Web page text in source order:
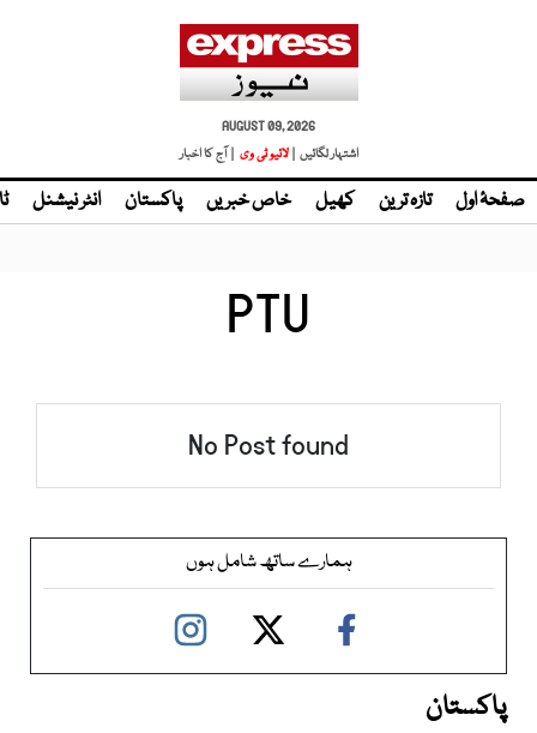
AUGUST 09, 2026
اشتہار لگائیں |
| آج کا اخبار
صفحۂ اول تازہ ترین کھیل خاص خبریں پاکستان انٹر نیشنل
PTU
No Post found
ہمارے ساتھ شامل ہوں
پاکستان